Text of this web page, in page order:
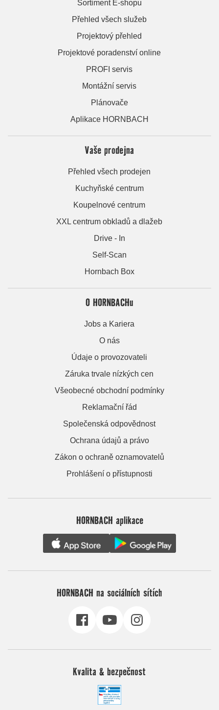
Sortiment E-shopu
Přehled všech služeb
Projektový přehled
Projektové poradenství online
PROFI servis
Montážní servis
Plánovače
Aplikace HORNBACH
Vaše prodejna
Přehled všech prodejen
Kuchyňské centrum
Koupelnové centrum
XXL centrum obkladů a dlažeb
Drive - In
Self-Scan
Hornbach Box
O HORNBACHu
Jobs a Kariera
O nás
Údaje o provozovateli
Záruka trvale nízkých cen
Všeobecné obchodní podmínky
Reklamační řád
Společenská odpovědnost
Ochrana údajů a právo
Zákon o ochraně oznamovatelů
Prohlášení o přístupnosti
HORNBACH aplikace
HORNBACH na sociálních sítích
Kvalita & bezpečnost